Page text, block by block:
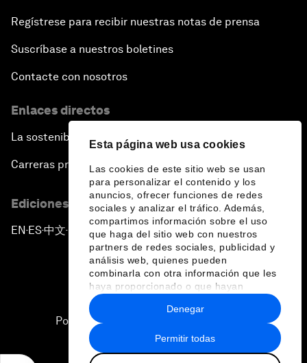
Esta página web usa cookies
Las cookies de este sitio web se usan
para personalizar el contenido y los
anuncios, ofrecer funciones de redes
sociales y analizar el tráfico. Además,
compartimos información sobre el uso
que haga del sitio web con nuestros
partners de redes sociales, publicidad y
análisis web, quienes pueden
combinarla con otra información que les
haya proporcionado o que hayan
recopilado a partir del uso que haya
hecho de sus servicios.
Permitir todas
Denegar
Regístrese para recibir nuestras notas de prensa
Suscríbase a nuestros boletines
Contacte con nosotros
Enlaces directos
La sostenibilidad en el Foro
Carreras profesionales
Ediciones en otros idiomas
EN ▪ ES▪中文▪ 日本語
Política de privacidad y normas de uso